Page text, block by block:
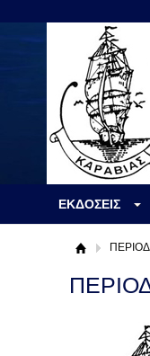
ΕΚΔΟΣΕΙΣ